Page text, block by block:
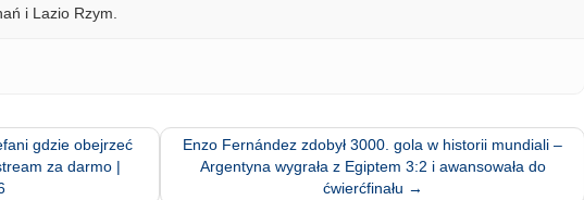
i Lazio Rzym.
gdzie obejrzeć
za darmo |
Enzo Fernández zdobył 3000. gola w historii mundiali –
Argentyna wygrała z Egiptem 3:2 i awansowała do
ćwierćfinału →